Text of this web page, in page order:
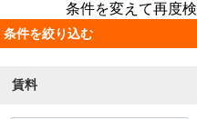
条件を変えて再度
条件を絞り込む
賃料